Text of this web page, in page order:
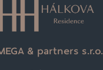
& partners s.r.o.